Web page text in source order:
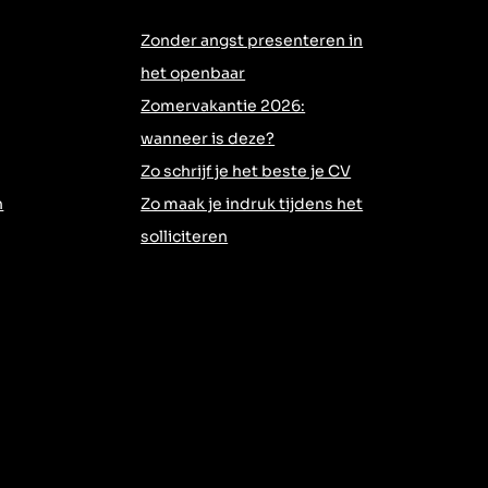
Zonder angst presenteren in
het openbaar
Zomervakantie 2026:
wanneer is deze?
Zo schrijf je het beste je CV
Zo maak je indruk tijdens het
solliciteren